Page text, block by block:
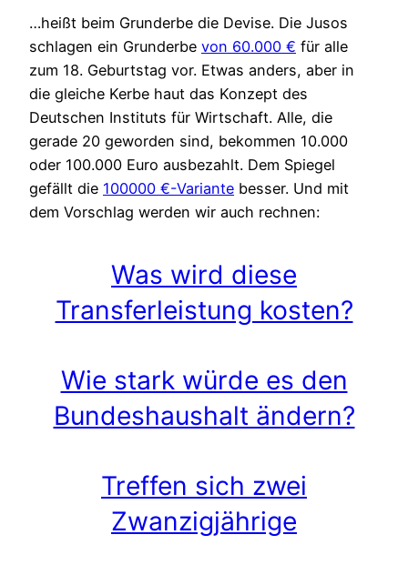
…heißt beim Grunderbe die Devise. Die Jusos
schlagen ein Grunderbe von 60.000 € für alle
zum 18. Geburtstag vor. Etwas anders, aber in
die gleiche Kerbe haut das Konzept des
Deutschen Instituts für Wirtschaft. Alle, die
gerade 20 geworden sind, bekommen 10.000
oder 100.000 Euro ausbezahlt. Dem Spiegel
gefällt die 100000 €-Variante besser. Und mit
dem Vorschlag werden wir auch rechnen:
Was wird diese
Transferleistung kosten?
Wie stark würde es den
Bundeshaushalt ändern?
Treffen sich zwei
Zwanzigjährige